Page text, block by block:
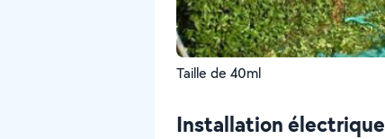
Taille de 40ml
Installation électrique